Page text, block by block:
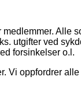
medlemmer. Alle
utgifter ved
forsinkelser o.l.
Vi oppfordrer